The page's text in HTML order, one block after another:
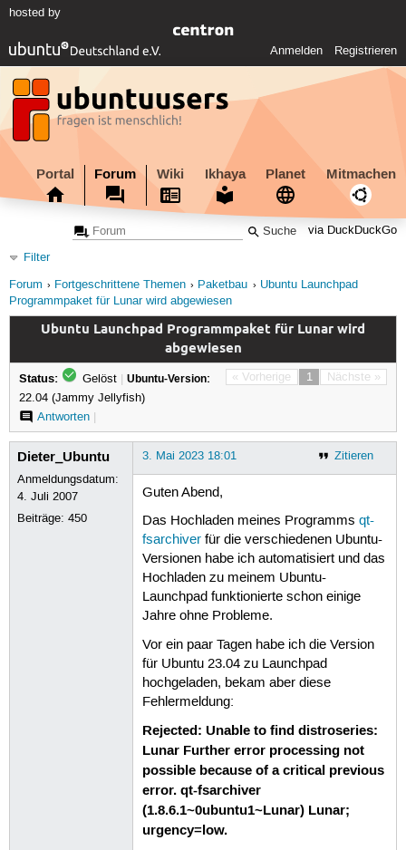
hosted by
Anmelden Registrieren
Portal Forum Wiki Ikhaya Planet Mitmachen
via DuckDuckGo
Filter
Forum
Fortgeschrittene Themen Paketbau
Ubuntu Launchpad
Programmpaket für Lunar wird abgewiesen
Ubuntu Launchpad Programmpaket für Lunar wird
abgewiesen
« Vorherige 1 Nächste »
Status: Gelöst | Ubuntu-Version:
22.04 (Jammy Jellyfish)
Antworten|
Dieter_Ubuntu
Anmeldungsdatum:
4. Juli 2007
Beiträge:450
Zitieren
3. Mai 2023 18:01
Guten Abend,
Das Hochladen meines Programms qt-
fsarchiverfür die verschiedenen Ubuntu-
Versionen habe ich automatisiert und das
Hochladen zu meinem Ubuntu-
Launchpad funktionierte schon einige
Jahre ohne Probleme.
Vor ein paar Tagen habe ich die Version
für Ubuntu 23.04 zu Launchpad
hochgeladen, bekam aber diese
Fehlermeldung:
Rejected: Unable to find distroseries:
Lunar Further error processing not
possible because of a critical previous
error. qt-fsarchiver
(1.8.6.1~0ubuntu1~Lunar) Lunar;
urgency=low.